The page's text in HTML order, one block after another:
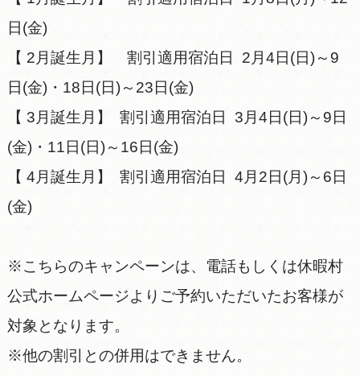
日(金)
【 2月誕生月】 割引適用宿泊日 2月4日(日)～9
日(金)・18日(日)～23日(金)
【 3月誕生月】 割引適用宿泊日 3月4日(日)～9日
(金)・11日(日)～16日(金)
【 4月誕生月】 割引適用宿泊日 4月2日(月)～6日
(金)
※こちらのキャンペーンは、電話もしくは休暇村
公式ホームページよりご予約いただいたお客様が
対象となります。
※他の割引との併用はできません。